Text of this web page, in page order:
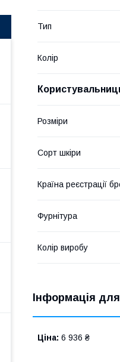
Тип
Колір
Розміри
Сорт шкіри
Країна реєстрації
Фурнітура
Колір виробу
Інформація
Ціна: 6 936 ₴